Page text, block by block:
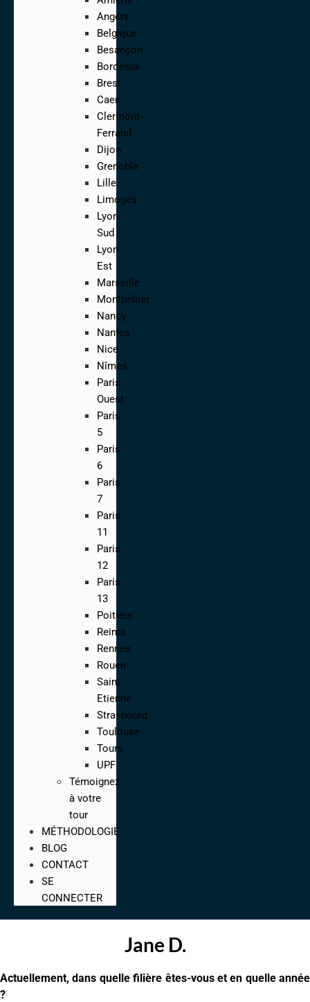
Angers
Belgique
Besançon
Bordeaux
Brest
Caen
Clermont-
Ferrand
Dijon
Grenoble
Lille
Limoges
Lyon-
Sud
Lyon
Est
Marseille
Montpellier
Nancy
Nantes
Nice
Nîmes
Paris
Ouest
Paris
5
Paris
6
Paris
7
Paris
11
Paris
12
Paris
13
Poitiers
Reims
Rennes
Rouen
Saint
Etienne
Strasbourg
Toulouse
Tours
UPF
Témoignez
à votre
tour
MÉTHODOLOGIE
BLOG
CONTACT
SE
CONNECTER
Jane D.
Actuellement, dans quelle filière êtes-vous et en quelle année
?